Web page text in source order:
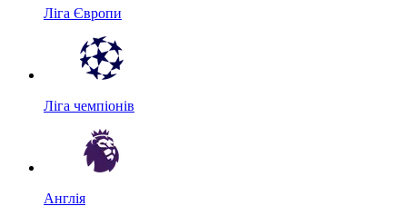
Ліга Європи
Ліга чемпіонів
Англія